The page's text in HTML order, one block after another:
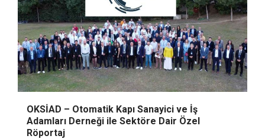
OKSİAD – Otomatik Kapı Sanayici ve İş
Adamları Derneği ile Sektöre Dair Özel
Röportaj